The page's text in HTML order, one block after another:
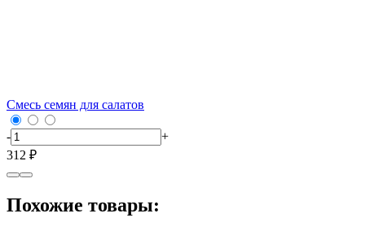
Смесь семян для салатов
-
+
312 ₽
Похожие товары: